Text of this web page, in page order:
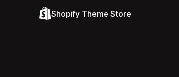
Shopify Theme Store